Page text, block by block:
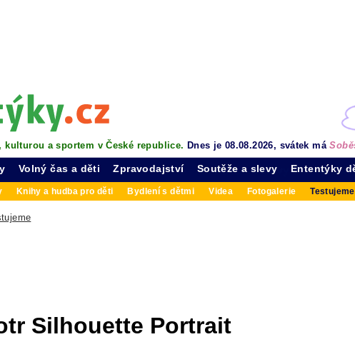
kulturou a sportem v České republice. Dnes je 08.08.2026, svátek má
Volný čas a děti Zpravodajství
Knihy a hudba pro děti Bydlení s dětmi Videa Fotogalerie Testujeme
Soutěže a slevy Ententýky
Silhouette Portrait